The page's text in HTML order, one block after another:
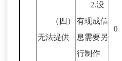
（四）
无法提供
2.没
有现成信
息需要另
行制作
0